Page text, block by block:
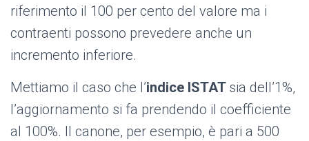
riferimento il 100 per cento del valore ma i
contraenti possono prevedere anche un
incremento inferiore.
Mettiamo il caso che l’indice ISTAT sia dell’1%,
l’aggiornamento si fa prendendo il coefficiente
al 100%. Il canone, per esempio, è pari a 500